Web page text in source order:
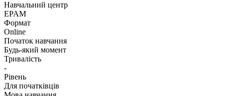
Навчальний центр
EPAM
Формат
Online
Початок навчання
Будь-який момент
Тривалість
-
Рівень
Для початківців